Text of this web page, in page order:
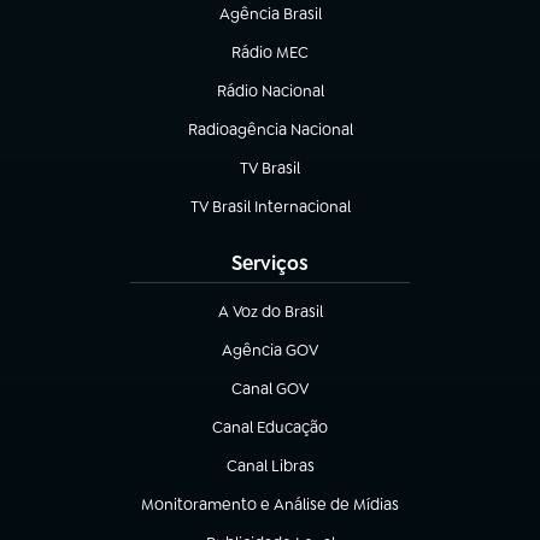
Agência Brasil
(abre em nova aba)
Rádio MEC
(abre em nova aba)
Rádio Nacional
Radioagência Nacional
(abre em nova aba)
TV Brasil
(abre em nova aba)
TV Brasil Internacional
(abre em nova aba)
Serviços
A Voz do Brasil
(abre em nova aba)
Agência GOV
(abre em nova aba)
Canal GOV
(abre em nova aba)
Canal Educação
(abre em nova aba)
Canal Libras
(abre em nova aba)
Monitoramento e Análise de Mídias
(abre em nova aba)